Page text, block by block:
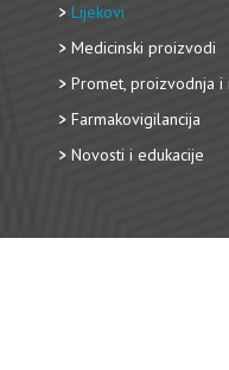
Lijekovi
Medicinski proizvodi
Promet, proizvodnja i
Farmakovigilancija
Novosti i edukacije